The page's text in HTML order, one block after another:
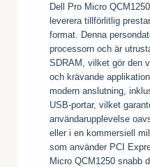
Dell Pro Micro
leverera tillförlitlig
format. Denna
processorn och är
SDRAM, vilket gör den
och krävande
modern anslutning,
USB-portar, vilket
användarupplevelse
eller i en kommersiell
som använder PCI
Micro QCM1250 snabb